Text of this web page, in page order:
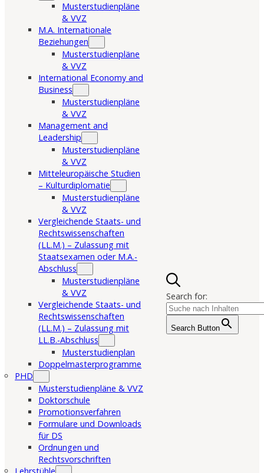
Musterstudienpläne
& VVZ
M.A. Internationale
Beziehungen
Musterstudienpläne
& VVZ
International Economy and
Business
Musterstudienpläne
& VVZ
Management and
Leadership
Musterstudienpläne
& VVZ
Mitteleuropäische Studien
– Kulturdiplomatie
Musterstudienpläne
& VVZ
Vergleichende Staats- und
Rechtswissenschaften
(LL.M.) – Zulassung mit
Staatsexamen oder M.A.-
Abschluss
Musterstudienpläne
& VVZ
Vergleichende Staats- und
Rechtswissenschaften
(LL.M.) – Zulassung mit
LL.B.-Abschluss
Musterstudienplan
Doppelmasterprogramme
PHD
Musterstudienpläne & VVZ
Doktorschule
Promotionsverfahren
Formulare und Downloads
für DS
Ordnungen und
Rechtsvorschriften
Search for:
Search Button